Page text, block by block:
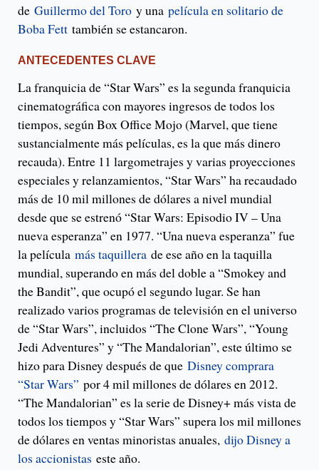
de Guillermo del Toro y una película en solitario de
Boba Fett también se estancaron.
ANTECEDENTES CLAVE
La franquicia de “Star Wars” es la segunda franquicia
cinematográfica con mayores ingresos de todos los
tiempos, según Box Office Mojo (Marvel, que tiene
sustancialmente más películas, es la que más dinero
recauda). Entre 11 largometrajes y varias proyecciones
especiales y relanzamientos, “Star Wars” ha recaudado
más de 10 mil millones de dólares a nivel mundial
desde que se estrenó “Star Wars: Episodio IV – Una
nueva esperanza” en 1977. “Una nueva esperanza” fue
la película más taquillera de ese año en la taquilla
mundial, superando en más del doble a “Smokey and
the Bandit”, que ocupó el segundo lugar. Se han
realizado varios programas de televisión en el universo
de “Star Wars”, incluidos “The Clone Wars”, “Young
Jedi Adventures” y “The Mandalorian”, este último se
hizo para Disney después de que Disney comprara
“Star Wars” por 4 mil millones de dólares en 2012.
“The Mandalorian” es la serie de Disney+ más vista de
todos los tiempos y “Star Wars” supera los mil millones
de dólares en ventas minoristas anuales, dijo Disney a
los accionistas este año.